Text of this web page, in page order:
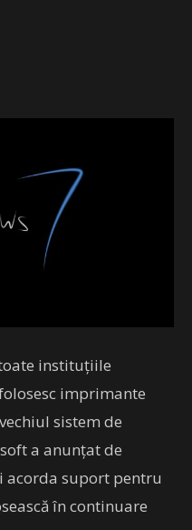
instituțiile
imprimante
sistem de
a anunțat de
acorda suport pentru
în continuare